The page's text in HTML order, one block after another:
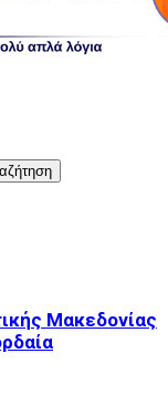
Μακεδονίας